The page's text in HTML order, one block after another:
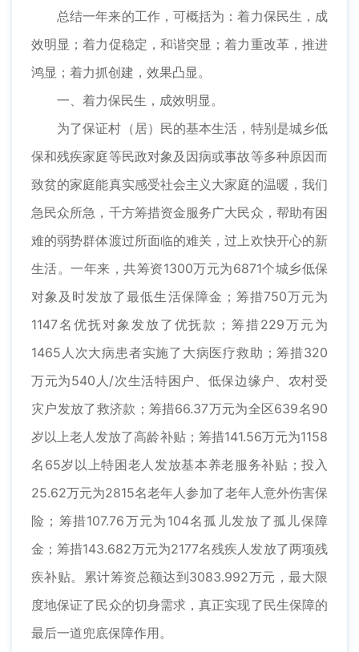
总结一年来的工作，可概括为：着力保民生，成
效明显；着力促稳定，和谐突显；着力重改革，推进
鸿显；着力抓创建，效果凸显。
一、着力保民生，成效明显。
为了保证村（居）民的基本生活，特别是城乡低
保和残疾家庭等民政对象及因病或事故等多种原因而
致贫的家庭能真实感受社会主义大家庭的温暖，我们
急民众所急，千方筹措资金服务广大民众，帮助有困
难的弱势群体渡过所面临的难关，过上欢快开心的新
生活。一年来，共筹资1300万元为6871个城乡低保
对象及时发放了最低生活保障金；筹措750万元为
1147名优抚对象发放了优抚款；筹措229万元为
1465人次大病患者实施了大病医疗救助；筹措320
万元为540人/次生活特困户、低保边缘户、农村受
灾户发放了救济款；筹措66.37万元为全区639名90
岁以上老人发放了高龄补贴；筹措141.56万元为1158
名65岁以上特困老人发放基本养老服务补贴；投入
25.62万元为2815名老年人参加了老年人意外伤害保
险；筹措107.76万元为104名孤儿发放了孤儿保障
金；筹措143.682万元为2177名残疾人发放了两项残
疾补贴。累计筹资总额达到3083.992万元，最大限
度地保证了民众的切身需求，真正实现了民生保障的
最后一道兜底保障作用。